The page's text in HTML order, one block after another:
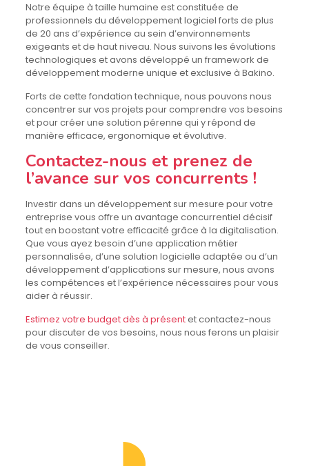
Notre équipe à taille humaine est constituée de
professionnels du développement logiciel forts de plus
de 20 ans d’expérience au sein d’environnements
exigeants et de haut niveau. Nous suivons les évolutions
technologiques et avons développé un framework de
développement moderne unique et exclusive à Bakino.
Forts de cette fondation technique, nous pouvons nous
concentrer sur vos projets pour comprendre vos besoins
et pour créer une solution pérenne qui y répond de
manière efficace, ergonomique et évolutive.
Contactez-nous et prenez de
l’avance sur vos concurrents !
Investir dans un développement sur mesure pour votre
entreprise vous offre un avantage concurrentiel décisif
tout en boostant votre efficacité grâce à la digitalisation.
Que vous ayez besoin d’une application métier
personnalisée, d’une solution logicielle adaptée ou d’un
développement d’applications sur mesure, nous avons
les compétences et l’expérience nécessaires pour vous
aider à réussir.
Estimez votre budget dès à présentet contactez-nous
pour discuter de vos besoins, nous nous ferons un plaisir
de vous conseiller.